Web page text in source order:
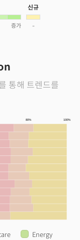
신규
통해 트렌드를
80% 100%
Energy